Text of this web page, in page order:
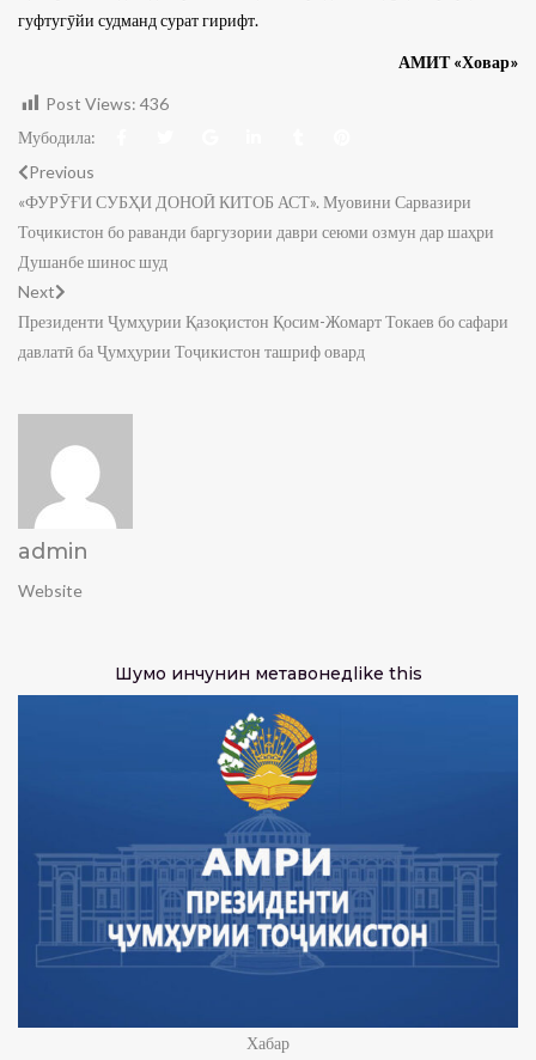
гуфтугӯйи судманд сурат гирифт.
АМИТ «Ховар»
Post Views: 436
Мубодила:
Previous
«ФУРӮҒИ СУБҲИ ДОНОӢ КИТОБ АСТ». Муовини Сарвазири
Тоҷикистон бо раванди баргузории даври сеюми озмун дар шаҳри
Душанбе шинос шуд
Next
Президенти Ҷумҳурии Қазоқистон Қосим-Жомарт Токаев бо сафари
давлатӣ ба Ҷумҳурии Тоҷикистон ташриф овард
admin
Website
Шумо инчунин метавонедlike this
Хабар